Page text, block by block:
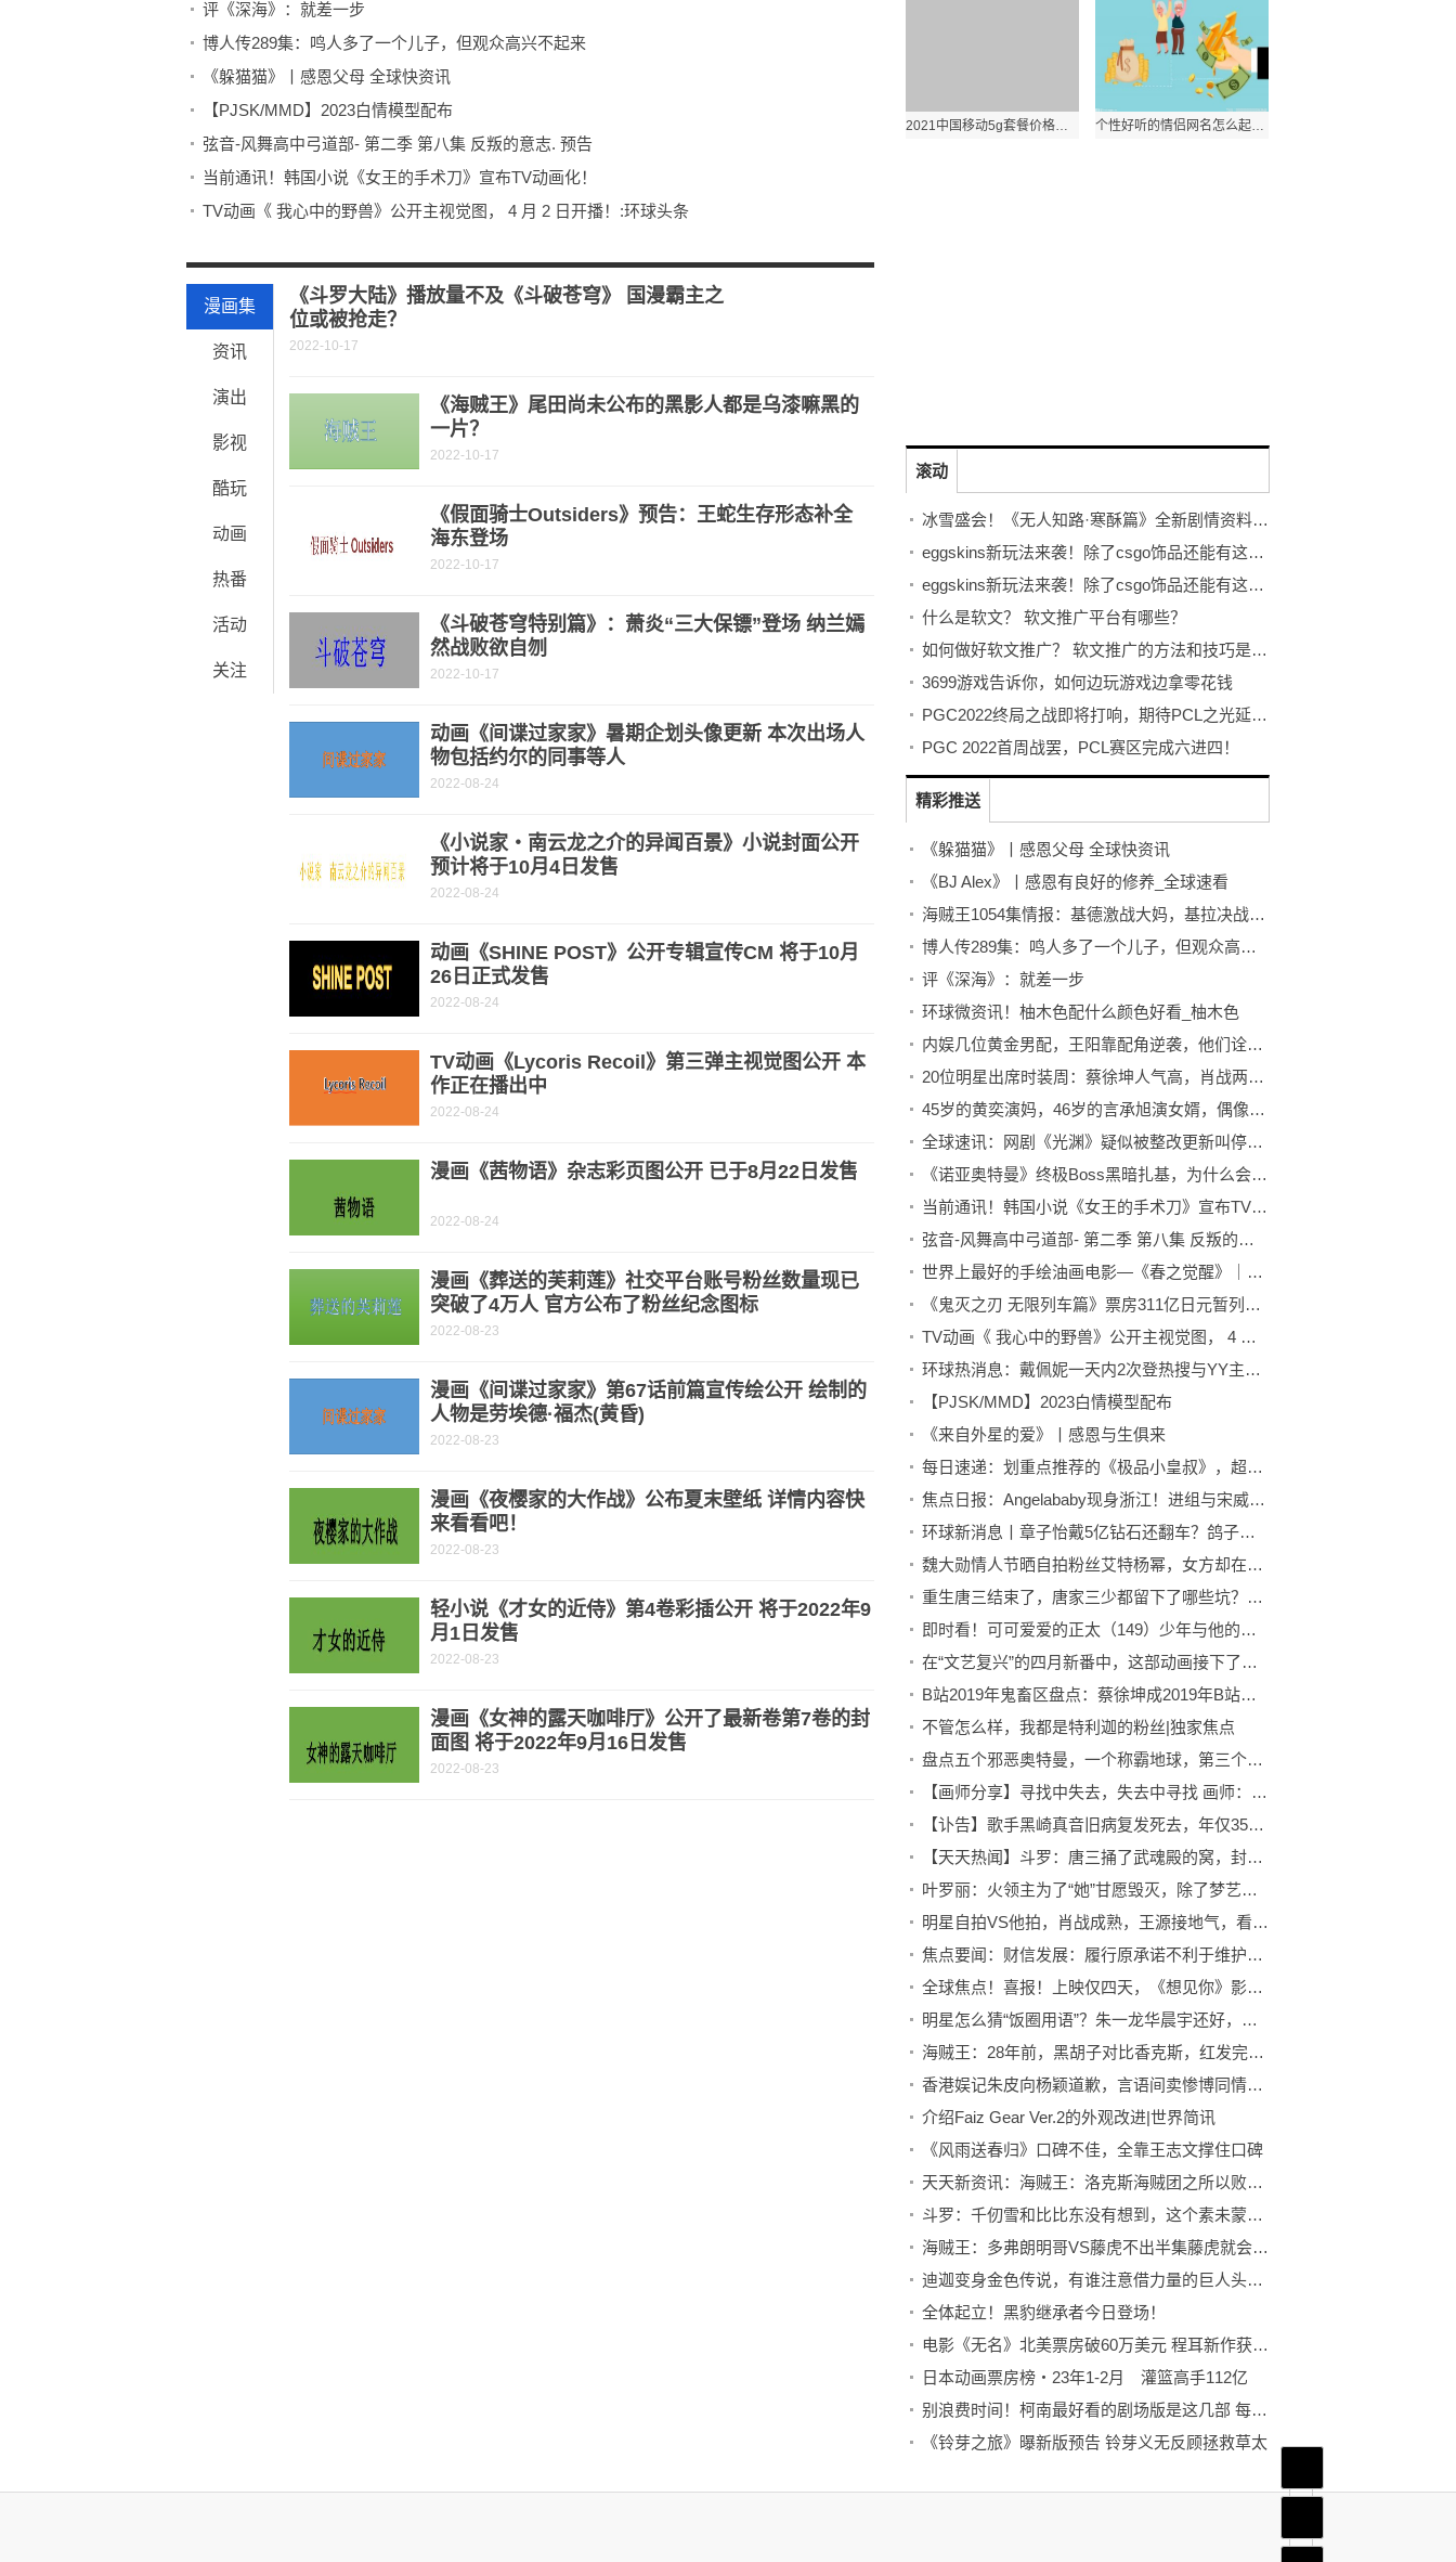
评《深海》：就差一步
博人传289集：鸣人多了一个儿子，但观众高兴不起来
《躲猫猫》丨感恩父母 全球快资讯
【PJSK/MMD】2023白情模型配布
弦音-风舞高中弓道部- 第二季 第八集 反叛的意志. 预告
当前通讯！韩国小说《女王的手术刀》宣布TV动画化！
TV动画《 我心中的野兽》公开主视觉图， 4 月 2 日开播！:环球头条
漫画集
资讯
演出
影视
酷玩
动画
热番
活动
关注
《斗罗大陆》播放量不及《斗破苍穹》 国漫霸主之
位或被抢走？
2022-10-17
《海贼王》尾田尚未公布的黑影人都是乌漆嘛黑的
一片？
2022-10-17
《假面骑士Outsiders》预告：王蛇生存形态补全
海东登场
2022-10-17
《斗破苍穹特别篇》：萧炎“三大保镖”登场 纳兰嫣
然战败欲自刎
2022-10-17
动画《间谍过家家》暑期企划头像更新 本次出场人
物包括约尔的同事等人
2022-08-24
《小说家・南云龙之介的异闻百景》小说封面公开
预计将于10月4日发售
2022-08-24
动画《SHINE POST》公开专辑宣传CM 将于10月
26日正式发售
2022-08-24
TV动画《Lycoris Recoil》第三弹主视觉图公开 本
作正在播出中
2022-08-24
漫画《茜物语》杂志彩页图公开 已于8月22日发售
2022-08-24
漫画《葬送的芙莉莲》社交平台账号粉丝数量现已
突破了4万人 官方公布了粉丝纪念图标
2022-08-23
漫画《间谍过家家》第67话前篇宣传绘公开 绘制的
人物是劳埃德·福杰(黄昏)
2022-08-23
漫画《夜樱家的大作战》公布夏末壁纸 详情内容快
来看看吧！
2022-08-23
轻小说《才女的近侍》第4卷彩插公开 将于2022年9
月1日发售
2022-08-23
漫画《女神的露天咖啡厅》公开了最新卷第7卷的封
面图 将于2022年9月16日发售
2022-08-23
2021中国移动5g套餐价格是多少？移动5g卡最新流量套餐资费一览表？ 个性好听的情侣网名怎么起？简短配对情侣昵称专用有哪些？
滚动
冰雪盛会！《无人知路·寒酥篇》全新剧情资料片发布！ARG解谜游戏
eggskins新玩法来袭！除了csgo饰品还能有这些...
eggskins新玩法来袭！除了csgo饰品还能有这些...
什么是软文？ 软文推广平台有哪些？
如何做好软文推广？ 软文推广的方法和技巧是什么？
3699游戏告诉你，如何边玩游戏边拿零花钱
PGC2022终局之战即将打响，期待PCL之光延续迈向最高顶峰！
PGC 2022首周战罢，PCL赛区完成六进四！
精彩推送
《躲猫猫》丨感恩父母 全球快资讯
《BJ Alex》丨感恩有良好的修养_全球速看
海贼王1054集情报：基德激战大妈，基拉决战霍金斯，砍断一条手臂 全球微头条
博人传289集：鸣人多了一个儿子，但观众高兴不起来
评《深海》：就差一步
环球微资讯！柚木色配什么颜色好看_柚木色
内娱几位黄金男配，王阳靠配角逆袭，他们诠释什么是大叔的魅力
20位明星出席时装周：蔡徐坤人气高，肖战两个品牌邀请_环球观焦点
45岁的黄奕演妈，46岁的言承旭演女婿，偶像剧还是留给年轻人 环球快报
全球速讯：网剧《光渊》疑似被整改更新叫停，还是低开高走的营销手段
《诺亚奥特曼》终极Boss黑暗扎基，为什么会败给银河？
当前通讯！韩国小说《女王的手术刀》宣布TV动画化！
弦音-风舞高中弓道部- 第二季 第八集 反叛的意志. 预告
世界上最好的手绘油画电影—《春之觉醒》｜精美绝伦的画面制作
《鬼灭之刃 无限列车篇》票房311亿日元暂列国外影史票房第二|每日速讯
TV动画《 我心中的野兽》公开主视觉图， 4 月 2 日开播！:环球头条
环球热消息：戴佩妮一天内2次登热搜与YY主播兰梦莎打造名场面
【PJSK/MMD】2023白情模型配布
《来自外星的爱》丨感恩与生俱来
每日速递：划重点推荐的《极品小皇叔》，超甜剧情，等你来解锁！
焦点日报：Angelababy现身浙江！进组与宋威龙拍戏状态良好，又赢官司显开心
环球新消息丨章子怡戴5亿钻石还翻车？鸽子蛋耳环成败笔，耳朵扯变形太吓人
魏大勋情人节晒自拍粉丝艾特杨幂，女方却在家中做甜品，两人毫无互动|当前资讯
重生唐三结束了，唐家三少都留下了哪些坑？唐三粉：这叫悬念
即时看！可可爱爱的正太（149）少年与他的驯鹿.2
在“文艺复兴”的四月新番中，这部动画接下了狗粮的接力棒
B站2019年鬼畜区盘点：蔡徐坤成2019年B站鬼畜区“最具人气素材”_当前快看
不管怎么样，我都是特利迦的粉丝|独家焦点
盘点五个邪恶奥特曼，一个称霸地球，第三个毁灭宇宙！
【画师分享】寻找中失去，失去中寻找 画师：motto
【讣告】歌手黑崎真音旧病复发死去，年仅35岁-热闻
【天天热闻】斗罗：唐三捅了武魂殿的窝，封号斗罗已经不能满足唐三的需求
叶罗丽：火领主为了“她”甘愿毁灭，除了梦艺，还有一个候选人:天天新要闻
明星自拍VS他拍，肖战成熟，王源接地气，看到胡歌：被门挤了？
焦点要闻：财信发展：履行原承诺不利于维护上市公司权益 放弃2022年收购重庆中置物业及其渝中城项目
全球焦点！喜报！上映仅四天，《想见你》影版票房过亿
明星怎么猜“饭圈用语”？朱一龙华晨宇还好，撒贝宁说出了大家的心声_全球热点
海贼王：28年前，黑胡子对比香克斯，红发完败了_每日资讯
香港娱记朱皮向杨颖道歉，言语间卖惨博同情，还恳求分期支付罚款-观焦点
介绍Faiz Gear Ver.2的外观改进|世界简讯
《风雨送春归》口碑不佳，全靠王志文撑住口碑
天天新资讯：海贼王：洛克斯海贼团之所以败亡全是因为这一点原因
斗罗：千仞雪和比比东没有想到，这个素未蒙面的人导致她们失败|天天头条
海贼王：多弗朗明哥VS藤虎不出半集藤虎就会求明哥‘别死’:全球速读
迪迦变身金色传说，有谁注意借力量的巨人头像，我猜你一个都认不出_全球热文
全体起立！黑豹继承者今日登场！
电影《无名》北美票房破60万美元 程耳新作获好评
日本动画票房榜・23年1-2月 灌篮高手112亿
别浪费时间！柯南最好看的剧场版是这几部 每日热门
《铃芽之旅》曝新版预告 铃芽义无反顾拯救草太